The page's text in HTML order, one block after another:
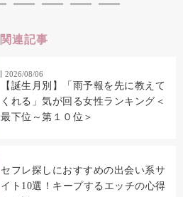
関連記事
2026/08/06
【誕生月別】「雨予報を先に教えて
くれる」気が回る女性ランキング＜
最下位～第１０位＞
セフレ探しにおすすめの出会い系サ
イト10選！キープするエッチの心得